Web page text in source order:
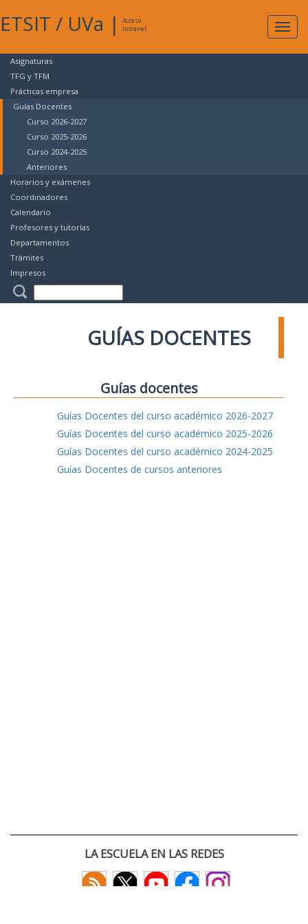
ETSIT / UVa |
Acceso
Intranet
Asignaturas
TFG y TFM
Prácticas empresa
Guías Docentes
Curso 2026-2027
Curso 2025-2026
Curso 2024-2025
Anteriores
Horarios y exámenes
Coordinadores
Calendario
Profesores y tutorías
Departamentos
Trámites
Impresos
GUÍAS DOCENTES
Guías docentes
Guías Docentes del curso académico 2026-2027
Guías Docentes del curso académico 2025-2026
Guías Docentes del curso académico 2024-2025
Guías Docentes de cursos anteriores
LA ESCUELA EN LAS REDES